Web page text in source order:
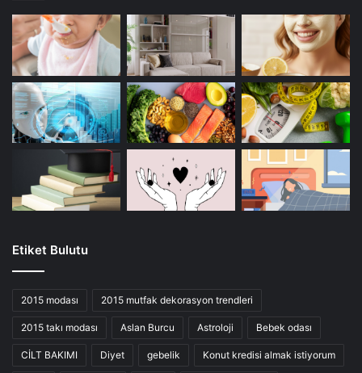
Etiket Bulutu
2015 modası 2015 mutfak dekorasyon trendleri
2015 takı modası Aslan Burcu Astroloji Bebek odası
CİLT BAKIMI Diyet gebelik Konut kredisi almak istiyorum